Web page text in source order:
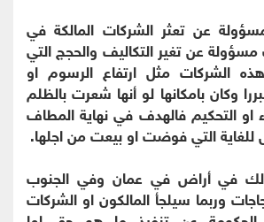
عن تعثر الشركات المالكة في
عن تغير التكاليف والحجج التي
الشركات مثل ارتفاع الرسوم او
وكان بامكانها لو أنها شعرت بالظلم
او التحكيم فالهدف في نهاية المطاف
للغاية التي فوضت او بيعت من اجلها.
في أراض في عمان وفي الجنوب
وربما سيلجأ المالكون او الشركات